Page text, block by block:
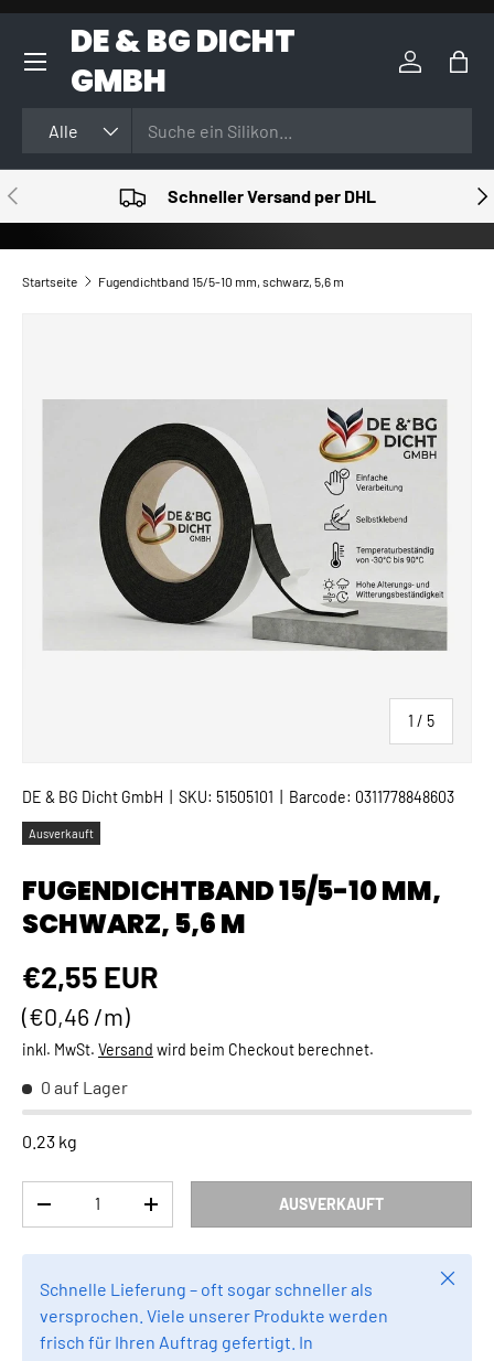
DIREKT ZUM INHALT
DE & BG DICHT
GMBH
Alle
Einloggen
VORHERIGE Schneller Versand per DHL
Startseite Fugendichtband 15/5-10 mm, schwarz, 5,6 m
1 / von
5
DE & BG Dicht GmbH SKU: 51505101 Barcode: 0311778848603
Ausverkauft
FUGENDICHTBAND 15/5-10 MM,
SCHWARZ, 5,6 M
Normaler Preis
€2,55 EUR
Grundpreis
€0,46 /m
inkl. MwSt. Versand wird beim Checkout berechnet.
0 auf Lager
0.23 kg
MENGE VERRINGERNMENGE ERHÖHEN AUSVERKAUFT
Schnelle Lieferung – oft sogar schneller als
versprochen. Viele unserer Produkte werden
frisch für Ihren Auftrag gefertigt. In